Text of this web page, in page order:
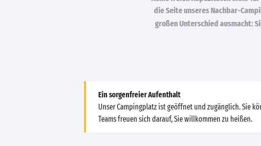
die Seite unseres Nachbar-
großen Unterschied ausmacht:
Ein sorgenfreier Aufenthalt
Unser Campingplatz ist geöffnet und zugänglich. Sie
Teams freuen sich darauf, Sie willkommen zu heißen.